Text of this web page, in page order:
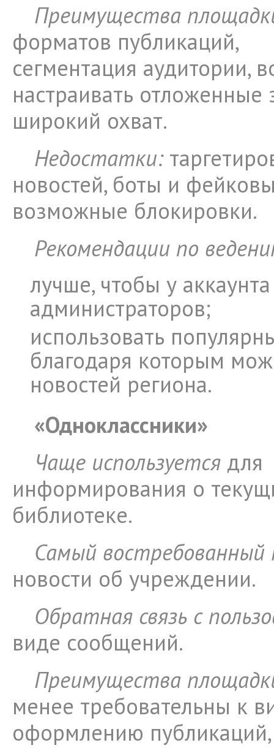
Преимущества
форматов публикаций,
сегментация аудитории,
настраивать отложенные
широкий охват.
Недостатки:
новостей, боты и
возможные блокировки.
Рекомендации по
лучше, чтобы у
администраторов;
использовать
благодаря которым
новостей региона.
«Одноклассники»
Чаще используется для
информирования о
библиотеке.
Самый
новости об учреждении.
Обратная связь с
виде сообщений.
Преимущества
менее требовательны к
оформлению публикаций,